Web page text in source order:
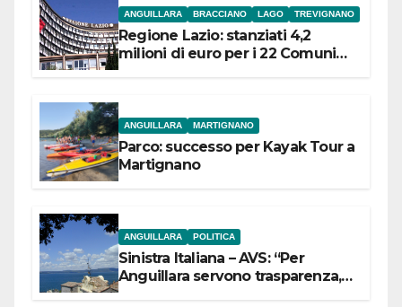
ANGUILLARA BRACCIANO LAGO TREVIGNANO
Regione Lazio: stanziati 4,2
milioni di euro per i 22 Comuni
ANGUILLARA MARTIGNANO
Parco: successo per Kayak Tour a
Martignano
ANGUILLARA POLITICA
Sinistra Italiana – AVS: “Per
Anguillara servono trasparenza,